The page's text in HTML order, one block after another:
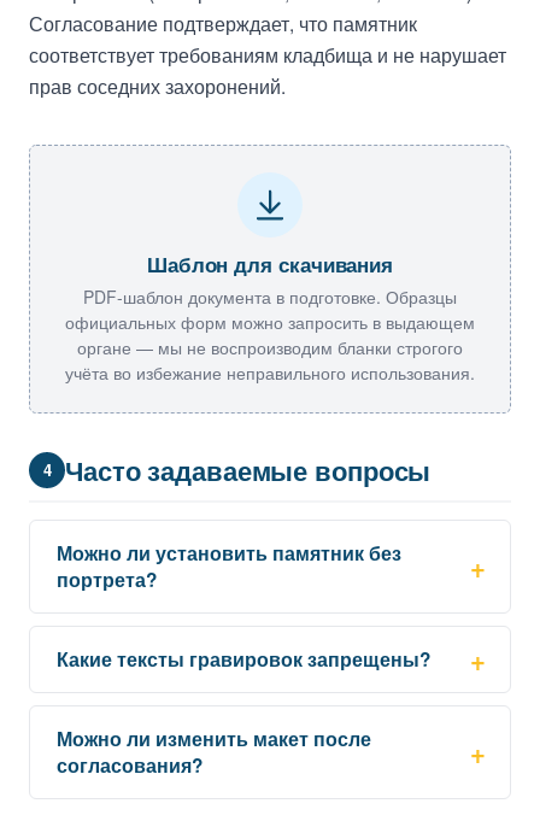
Согласование подтверждает, что памятник
соответствует требованиям кладбища и не нарушает
прав соседних захоронений.
Шаблон для скачивания
PDF-шаблон документа в подготовке. Образцы
официальных форм можно запросить в выдающем
органе — мы не воспроизводим бланки строгого
учёта во избежание неправильного использования.
4 Часто задаваемые вопросы
Можно ли установить памятник без
портрета?
Какие тексты гравировок запрещены?
Можно ли изменить макет после
согласования?